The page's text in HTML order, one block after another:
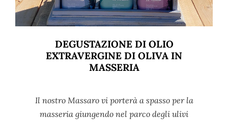
DEGUSTAZIONE DI OLIO
EXTRAVERGINE DI OLIVA IN
MASSERIA
Il nostro Massaro vi porterà a spasso per la
masseria giungendo nel parco degli ulivi